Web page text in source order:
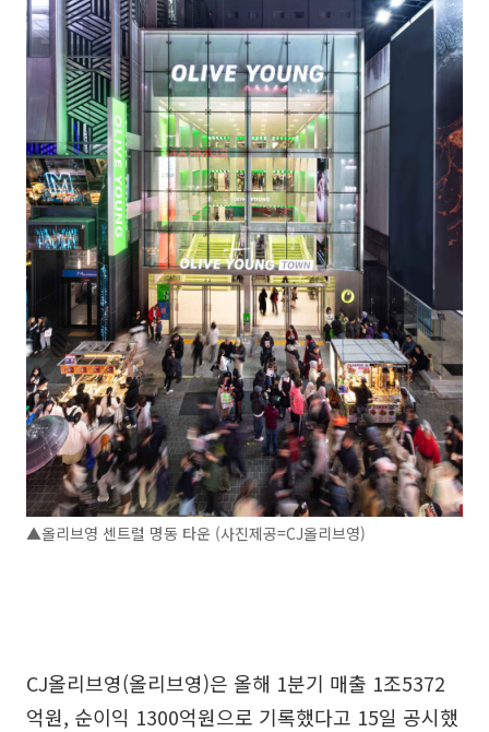
▲올리브영 센트럴 명동 타운 (사진제공=CJ올리브영)
CJ올리브영(올리브영)은 올해 1분기 매출 1조5372
억원, 순이익 1300억원으로 기록했다고 15일 공시했